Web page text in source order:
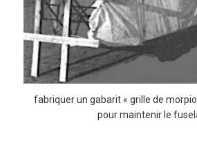
fabriquer un gabarit « grille de
pour maintenir le